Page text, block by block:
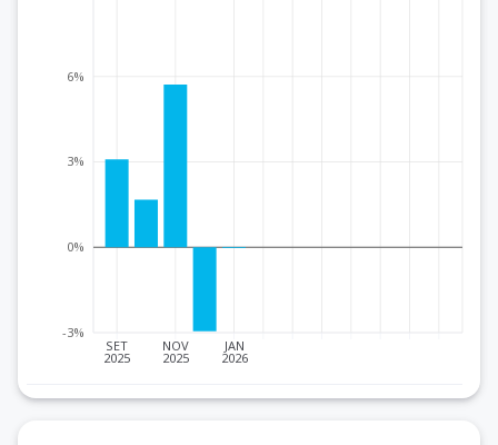
SET
2025
NOV
2025
JAN
2026
-3%
0%
3%
6%